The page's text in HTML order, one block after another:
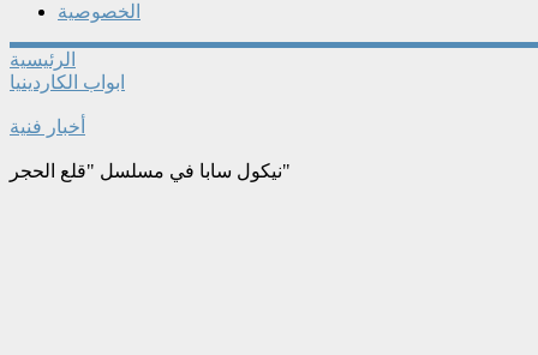
الخصوصية
الرئيسية
ابواب الكاردينيا
أخبار فنية
نيكول سابا في مسلسل "قلع الحجر"